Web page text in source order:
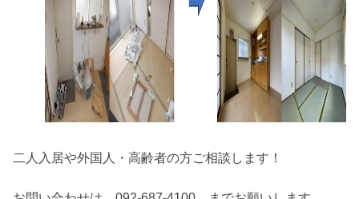
二人入居や外国人・高齢者の方ご相談します！